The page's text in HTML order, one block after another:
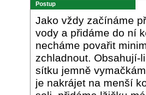
Postup
Jako vždy začínáme
vody a přidáme do ní
necháme povařit
zchladnout. Obsahují-
sítku jemně
je nakrájet na menší